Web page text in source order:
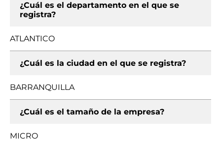
¿Cuál es el departamento en el que se
registra?
ATLANTICO
¿Cuál es la ciudad en el que se registra?
BARRANQUILLA
¿Cuál es el tamaño de la empresa?
MICRO